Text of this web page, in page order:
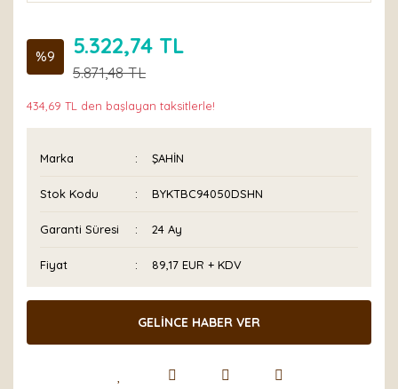
%9 5.322,74 TL
5.871,48 TL
434,69 TL den başlayan taksitlerle!
Marka ŞAHİN
Stok Kodu BYKTBC94050DSHN
Garanti Süresi 24 Ay
Fiyat 89,17 EUR + KDV
GELİNCE HABER VER